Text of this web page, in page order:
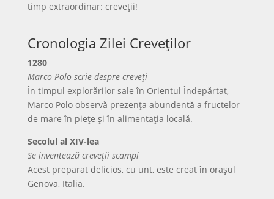
timp extraordinar: creveții!
Cronologia Zilei Creveților
1280
Marco Polo scrie despre creveți
În timpul explorărilor sale în Orientul Îndepărtat,
Marco Polo observă prezența abundentă a fructelor
de mare în piețe și în alimentația locală.
Secolul al XIV-lea
Se inventează creveții scampi
Acest preparat delicios, cu unt, este creat în orașul
Genova, Italia.